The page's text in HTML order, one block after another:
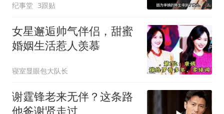
纪事堂 3跟贴
女星邂逅帅气伴侣，甜蜜
婚姻生活惹人羡慕
寝室显眼包大队长
谢霆锋老来无伴？这条路
他爸谢贤走过